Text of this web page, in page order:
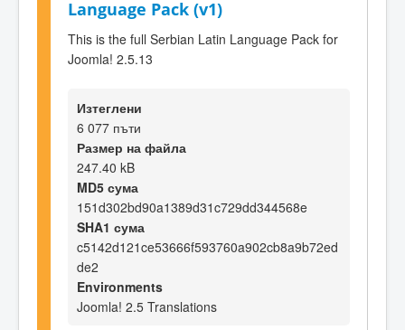
Language Pack (v1)
This is the full Serbian Latin Language Pack for
Joomla! 2.5.13
Изтеглени
6 077 пъти
Размер на файла
247.40 kB
MD5 сума
151d302bd90a1389d31c729dd344568e
SHA1 сума
c5142d121ce53666f593760a902cb8a9b72ed
de2
Environments
Joomla! 2.5 Translations